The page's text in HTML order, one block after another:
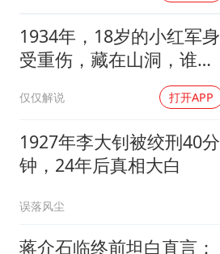
1934年，18岁的小红军身
受重伤，藏在山洞，谁料
仅仅解说 打开APP
1927年李大钊被绞刑40分
钟，24年后真相大白
误落风尘
蒋介石临终前坦白直言：